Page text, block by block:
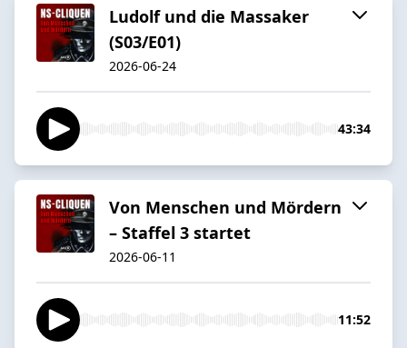
Ludolf und die Massaker
(S03/E01)
2026-06-24
43:34
Von Menschen und Mördern
– Staffel 3 startet
2026-06-11
11:52